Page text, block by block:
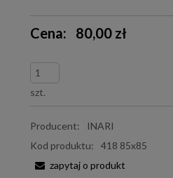
Cena nie zawiera
Cena: 80,00 zł
szt.
Producent:
INARI
Kod produktu:
418 85x85
zapytaj o produkt